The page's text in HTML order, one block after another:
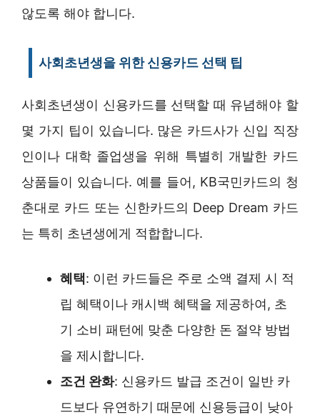
않도록 해야 합니다.
사회초년생을 위한 신용카드 선택 팁
사회초년생이 신용카드를 선택할 때 유념해야 할
몇 가지 팁이 있습니다. 많은 카드사가 신입 직장
인이나 대학 졸업생을 위해 특별히 개발한 카드
상품들이 있습니다. 예를 들어, KB국민카드의 청
춘대로 카드 또는 신한카드의 Deep Dream 카드
는 특히 초년생에게 적합합니다.
혜택: 이런 카드들은 주로 소액 결제 시 적
립 혜택이나 캐시백 혜택을 제공하여, 초
기 소비 패턴에 맞춘 다양한 돈 절약 방법
을 제시합니다.
조건 완화: 신용카드 발급 조건이 일반 카
드보다 유연하기 때문에 신용등급이 낮아